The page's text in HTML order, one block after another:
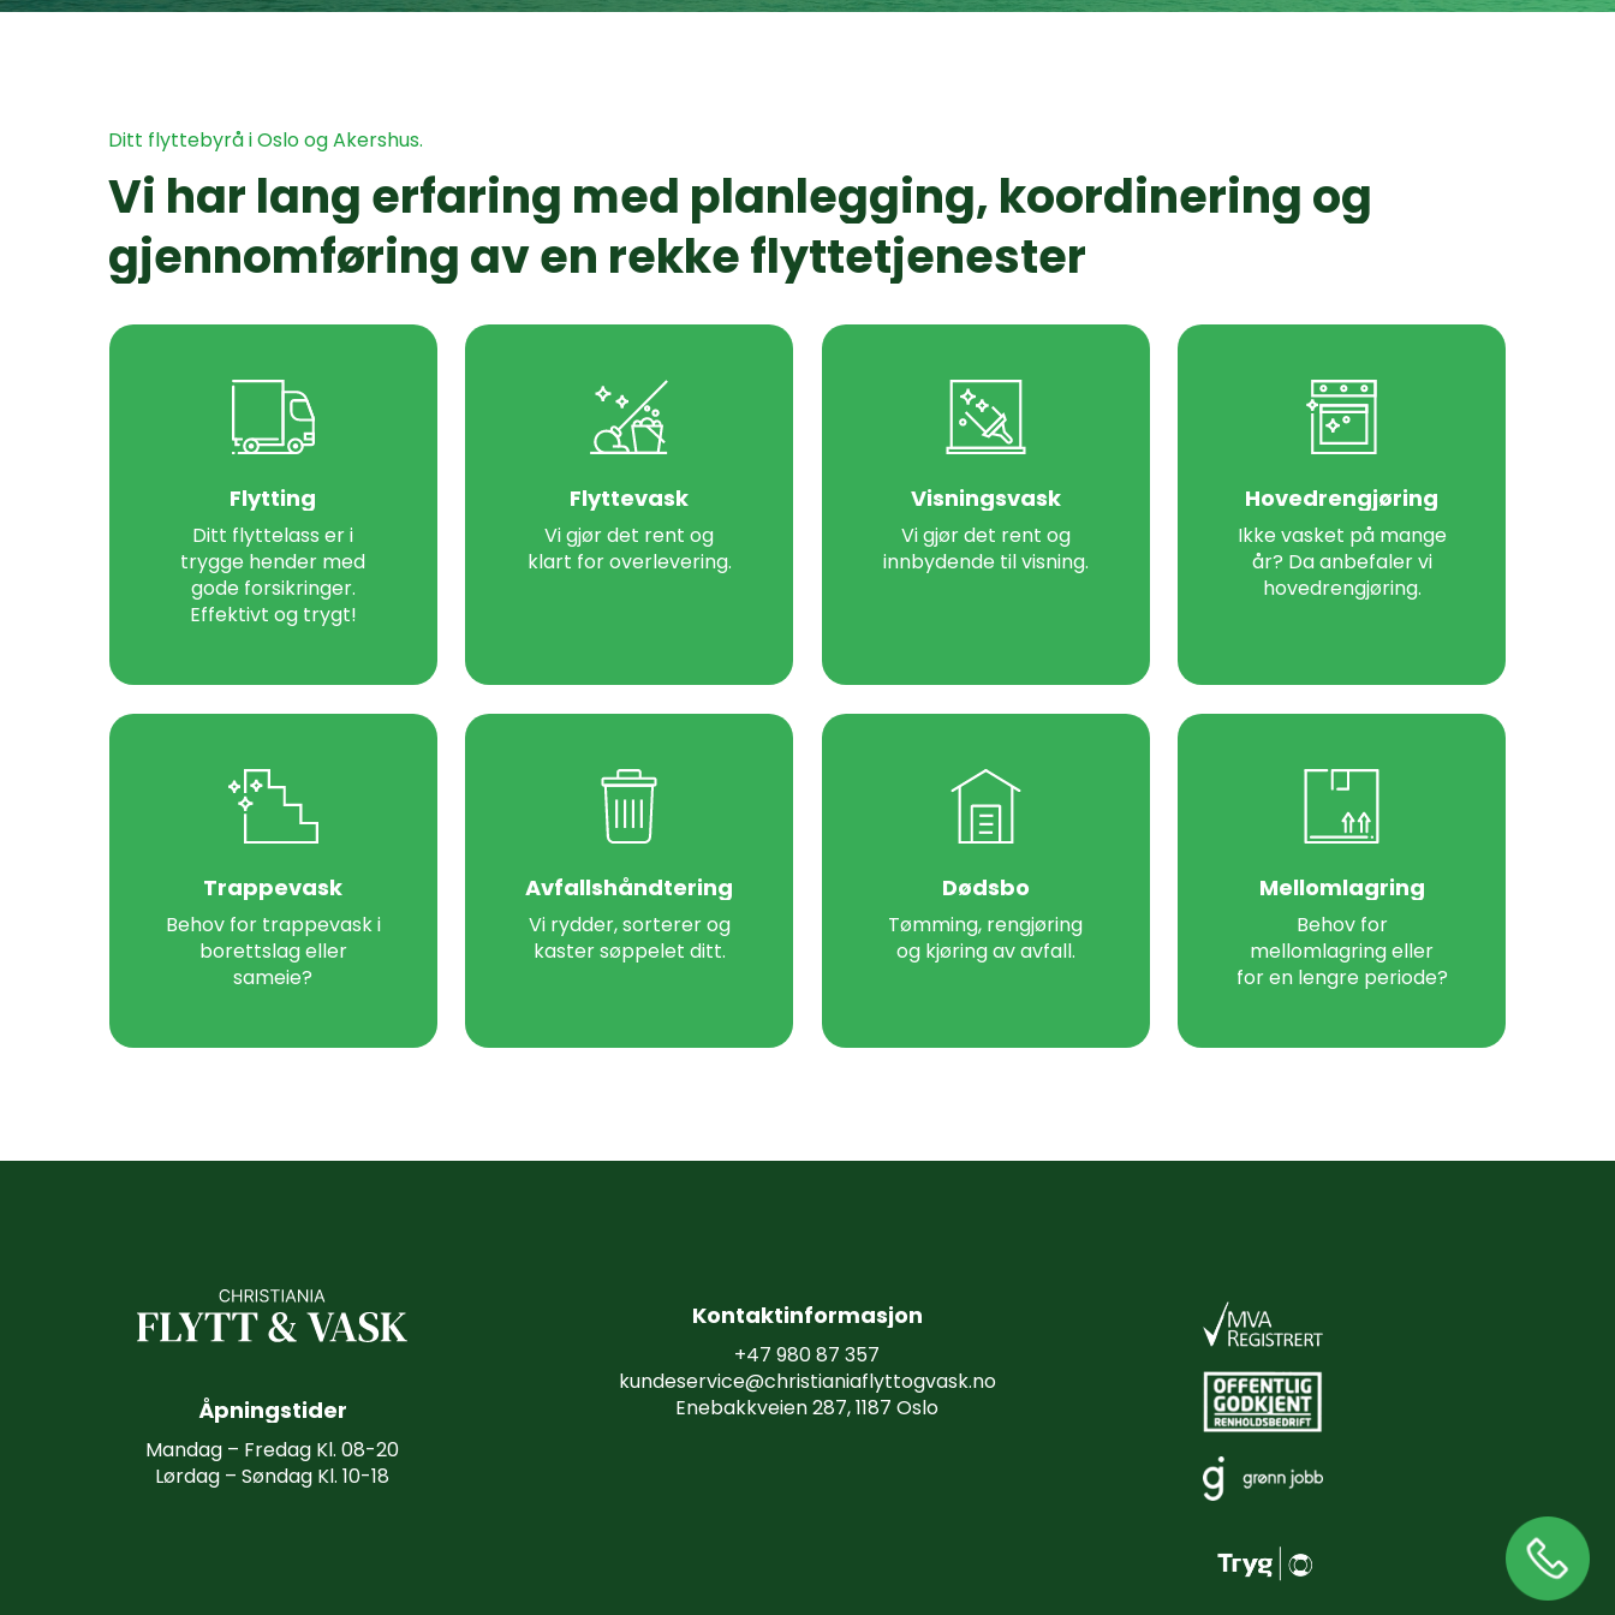
Ditt flyttebyråiOsloogAkershus.
Vi har lang erfaring med planlegging, koordinering og
gjennomføring aven rekkeflyttetjenester
Flytting
Ditt flyttelass er i
trygge hender med
gode forsikringer.
Effektivt og trygt!
Flyttevask
Vi gjør det rent og
klart for overlevering.
Visningsvask
Vi gjør det rent og
innbydende til visning.
Hovedrengjøring
Ikke vasket på mange
år? Da anbefaler vi
hovedrengjøring.
Trappevask
Behov for trappevask i
borettslag eller
sameie?
Avfallshåndtering
Vi rydder, sorterer og
kaster søppelet ditt.
Dødsbo
Tømming, rengjøring
og kjøring av avfall.
Mellomlagring
Behov for
mellomlagring eller
for en lengre periode?
Åpningstider
Mandag – Fredag Kl. 08-20
Lørdag – Søndag Kl. 10-18
Kontaktinformasjon
+47 980 87 357
kundeservice@christianiaflyttogvask.no
Enebakkveien 287, 1187 Oslo